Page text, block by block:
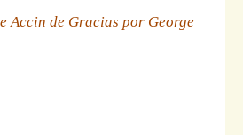
Accin de Gracias por George